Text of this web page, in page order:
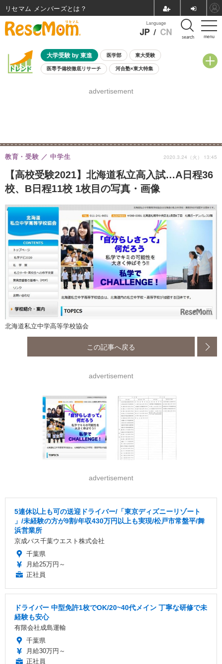
menu
Language
JP / CN search
大学受験 by 東進 医学部 東大受験
医専予備校徹底リサーチ 河合塾×東大特集
8月開催学校説明会・相談会
advertisement
【高校受験2021】北海道私立高入試…A日程36
校、B日程11校 1枚目の写真・画像
教育・受験 中学生 2020.3.24（火） 13:45
北海道私立中学高等学校協会
この記事へ戻る
advertisement
advertisement
5連休以上も可の送迎ドライバー/「東京ディズニーリゾート
」/未経験の方が9割/年収430万円以上も実現/松戸市常盤平/舞
浜営業所
京成バス千葉ウエスト株式会社
千葉県
月給25万円～
正社員
ドライバー 中型免許1枚でOK/20~40代メイン 丁寧な研修で未
経験も安心
有限会社成島運輸
千葉県
月給30万円～
正社員
リセマム メンバーズ